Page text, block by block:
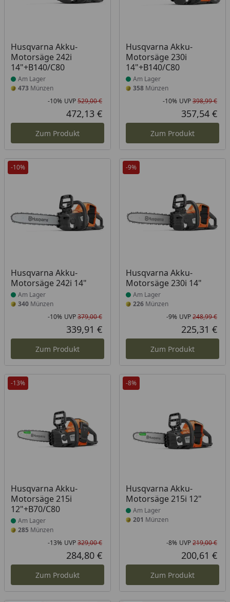
Husqvarna Akku-
Motorsäge 242i
14"+B140/C80
Produkt am Lager
Am Lager
473 Münzen
Rabatt in Prozent
-10%
Ursprünglicher Preis
UVP529,00 €
Aktueller Preis
472,13 €
Zum Produkt
Husqvarna Akku-
Motorsäge 230i
14"+B140/C80
Produkt am Lager
Am Lager
358Münzen
-10% UVP398,99 €
357,54 €
Zum Produkt
-10%
Husqvarna Akku-
Motorsäge 242i 14"
Produkt am Lager
Am Lager
340 Münzen
Rabatt in Prozent
-10%
Ursprünglicher Preis
UVP379,00 €
Aktueller Preis
339,91 €
Zum Produkt
-9%
Husqvarna Akku-
Motorsäge 230i 14"
Produkt am Lager
Am Lager
226Münzen
-9% UVP248,99 €
225,31 €
Zum Produkt
-13%
Husqvarna Akku-
Motorsäge 215i
12"+B70/C80
Produkt am Lager
Am Lager
285 Münzen
Rabatt in Prozent
-13%
Ursprünglicher Preis
UVP329,00 €
Aktueller Preis
284,80 €
Zum Produkt
-8%
Husqvarna Akku-
Motorsäge 215i 12"
Produkt am Lager
Am Lager
201 Münzen
-8% UVP219,00 €
200,61 €
Zum Produkt